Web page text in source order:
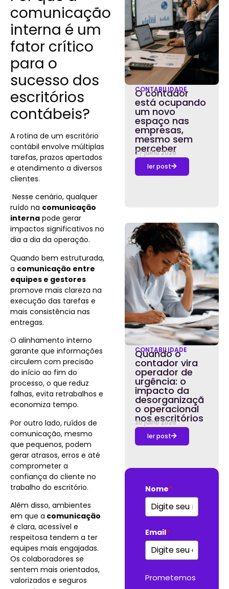
comunicação
interna é um
fator crítico
para o
sucesso dos
escritórios
contábeis?
A rotina de um escritório
contábil envolve múltiplas
tarefas, prazos apertados
e atendimento a diversos
clientes.
Nesse cenário, qualquer
ruído na comunicação
interna pode gerar
impactos significativos no
dia a dia da operação.
Quando bem estruturada,
a comunicação entre
equipes e gestores
promove mais clareza na
execução das tarefas e
mais consistência nas
entregas.
O alinhamento interno
garante que informações
circulem com precisão
do início ao fim do
processo, o que reduz
falhas, evita retrabalhos e
economiza tempo.
Por outro lado, ruídos de
comunicação, mesmo
que pequenos, podem
gerar atrasos, erros e até
comprometer a
confiança do cliente no
trabalho do escritório.
Além disso, ambientes
em que a comunicação
é clara, acessível e
respeitosa tendem a ter
equipes mais engajadas.
Os colaboradores se
sentem mais orientados,
valorizados e seguros
CONTABILIDADE
O contador
está ocupando
um novo
espaço nas
empresas,
mesmo sem
perceber
27 julho 2026
ler post
CONTABILIDADE
Quando o
contador vira
operador de
urgência: o
impacto da
desorganizaçã
o operacional
nos escritórios
20 julho 2026
ler post
Nome*
Email*
Prometemos